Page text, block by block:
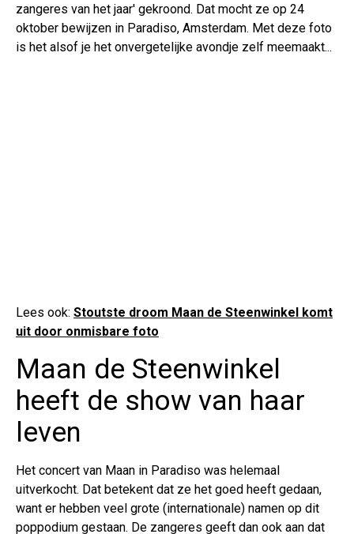
zangeres van het jaar' gekroond. Dat mocht ze op 24
oktober bewijzen in Paradiso, Amsterdam. Met deze foto
is het alsof je het onvergetelijke avondje zelf meemaakt...
Lees ook: Stoutste droom Maan de Steenwinkel komt
uit door onmisbare foto
Maan de Steenwinkel
heeft de show van haar
leven
Het concert van Maan in Paradiso was helemaal
uitverkocht. Dat betekent dat ze het goed heeft gedaan,
want er hebben veel grote (internationale) namen op dit
poppodium gestaan. De zangeres geeft dan ook aan dat